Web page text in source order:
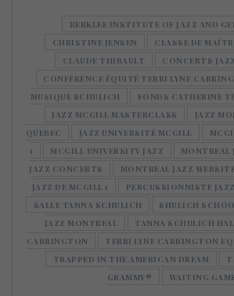
BERKLEE INSTITUTE OF JAZZ AND
CHRISTINE JENSEN
CLASSE DE
CLAUDE THIBAULT
CONCERTS
CONFÉRENCE ÉQUITÉ TERRI LYNE
MUSIQUE SCHULICH
FONDS CATHERINE
JAZZ MCGILL MASTERCLASS
JAZZ
QUEBEC
JAZZ UNIVERSITÉ MCGILL
1
MCGILL UNIVERSITY JAZZ MONTREAL
JAZZ CONCERTS
MONTREAL JAZZ
JAZZ DE MCGILL 1
PERCUSSIONNISTE JAZZ
SALLE TANNA SCHULICH
SHULICH
JAZZ MONTREAL
TANNA SCHULICH
CARRINGTON
TERRI LYNE CARRINGTON
TRAPPED IN THE AMERICAN DREAM
GRAMMY®
WAITING